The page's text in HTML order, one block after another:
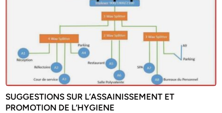
SUGGESTIONS SUR L’ASSAINISSEMENT ET
PROMOTION DE L’HYGIENE